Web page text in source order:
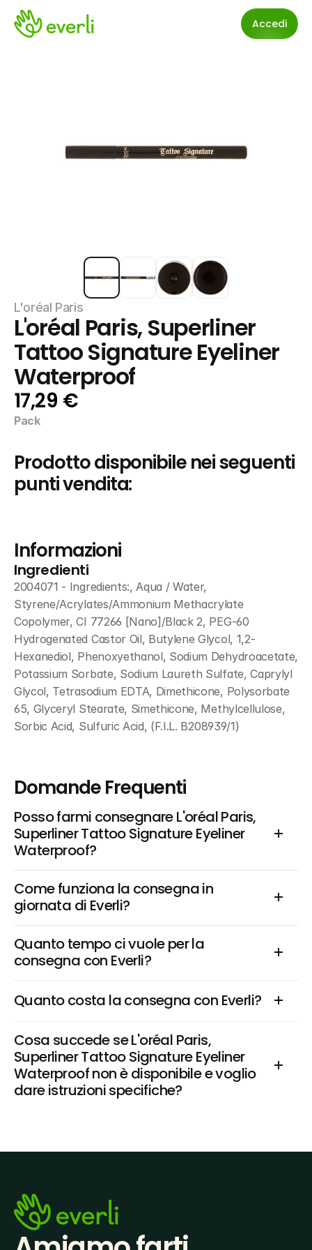
Accedi
L'oréal Paris
L'oréal Paris, Superliner
Tattoo Signature Eyeliner
Waterproof
17,29 €
Pack
Prodotto disponibile nei seguenti
punti vendita:
Informazioni
Ingredienti
2004071 - Ingredients:, Aqua / Water,
Styrene/Acrylates/Ammonium Methacrylate
Copolymer, CI 77266 [Nano]/Black 2, PEG-60
Hydrogenated Castor Oil, Butylene Glycol, 1,2-
Hexanediol, Phenoxyethanol, Sodium Dehydroacetate,
Potassium Sorbate, Sodium Laureth Sulfate, Caprylyl
Glycol, Tetrasodium EDTA, Dimethicone, Polysorbate
65, Glyceryl Stearate, Simethicone, Methylcellulose,
Sorbic Acid, Sulfuric Acid, (F.I.L. B208939/1)
Domande Frequenti
Posso farmi consegnare L'oréal Paris,
Superliner Tattoo Signature Eyeliner
Waterproof?
Come funziona la consegna in
giornata di Everli?
Quanto tempo ci vuole per la
consegna con Everli?
Quanto costa la consegna con Everli?
Cosa succede se L'oréal Paris,
Superliner Tattoo Signature Eyeliner
Waterproof non è disponibile e voglio
dare istruzioni specifiche?